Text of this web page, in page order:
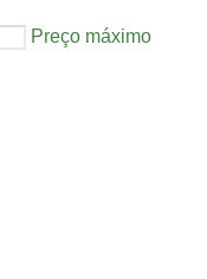
Preço máximo